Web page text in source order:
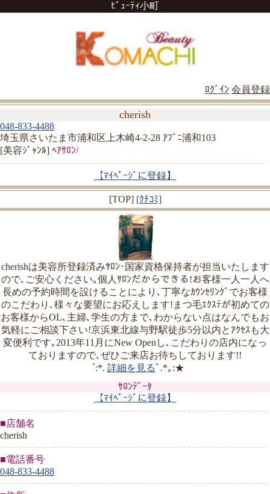
ﾋﾞｭｰﾃｨ小町
ﾛｸﾞｲﾝ 会員登録
cherish
048-833-4488
埼玉県さいたま市浦和区上木崎4-2-28 ｱﾌﾞﾆ浦和103
[美容ｼﾞｬﾝﾙ] ﾍｱｻﾛﾝ/
【ﾏｲﾍﾟｰｼﾞに登録】
[TOP] [ｸﾁｺﾐ]
cherishは美容所登録済みｻﾛﾝ･国家資格保持者が担当いたします
ので､ご安心ください｡個人ｻﾛﾝだからできる!お客様一人一人へ
長めの予約時間を設けることにより､丁寧なｶｳﾝｾﾘﾝｸﾞでお客様
のこだわり､様々な要望にお応えします!まつ毛ｴｸｽﾃが初めての
お客様からOL､主婦､学生の方まで､わからない点はなんでもお
気軽にご相談下さい!京浜東北線与野駅徒歩5分以内とｱｸｾｽも大
変便利です｡2013年11月にNew Openし､こだわりの店内になっ
ておりますので､ぜひご来店お待ちしております!!
゜:*. 詳細を見るﾞ.*｡:★
ｻﾛﾝﾃﾞｰﾀ
【ﾏｲﾍﾟｰｼﾞに登録】
■店舗名
cherish
■電話番号
048-833-4488